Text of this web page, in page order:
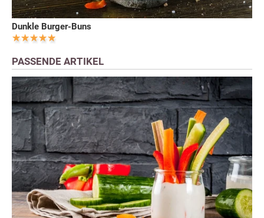
Dunkle Burger-Buns
PASSENDE ARTIKEL